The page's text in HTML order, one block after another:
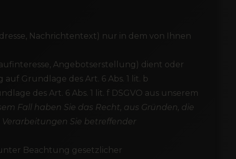
Nachrichtentext) nur in dem von Ihnen
Angebotserstellung) dient oder
Grundlage des Art. 6 Abs. 1 lit. b
des Art. 6 Abs. 1 lit. f DSGVO aus unserem
Fall haben Sie das Recht, aus Gründen, die
Verarbeitungen Sie betreffender
Beachtung gesetzlicher